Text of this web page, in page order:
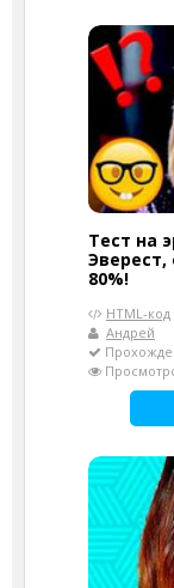
Тест на
80%!
HTML-код
Андрей